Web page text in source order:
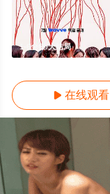
1-6全集/大结局
 在线观看